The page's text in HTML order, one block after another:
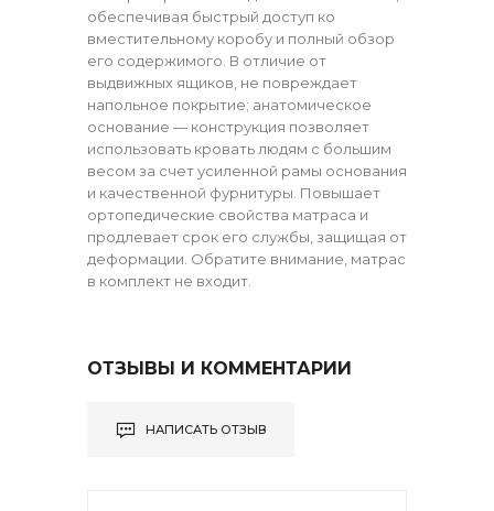
обеспечивая быстрый доступ ко
вместительному коробу и полный обзор
его содержимого. В отличие от
выдвижных ящиков, не повреждает
напольное покрытие; анатомическое
основание — конструкция позволяет
использовать кровать людям с большим
весом за счет усиленной рамы основания
и качественной фурнитуры. Повышает
ортопедические свойства матраса и
продлевает срок его службы, защищая от
деформации. Обратите внимание, матрас
в комплект не входит.
ОТЗЫВЫ И КОММЕНТАРИИ
НАПИСАТЬ ОТЗЫВ